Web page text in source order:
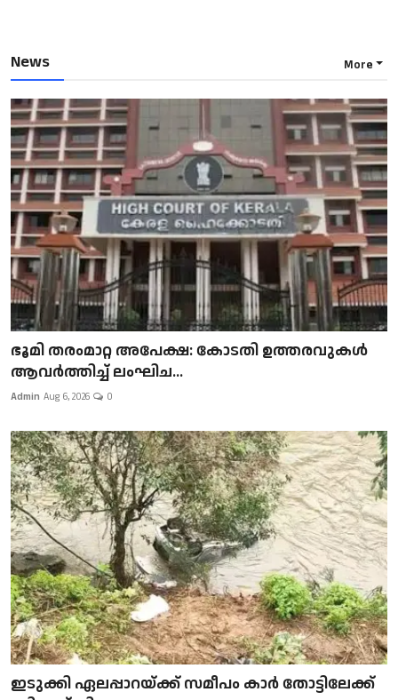
News More
ഭൂമി തരംമാറ്റ അപേക്ഷ: കോടതി ഉത്തരവുകൾ
ആവർത്തിച്ച് ലംഘിച...
Admin Aug 6, 2026 0
ഇടുക്കി ഏലപ്പാറയ്ക്ക് സമീപം കാർ തോട്ടിലേക്ക്